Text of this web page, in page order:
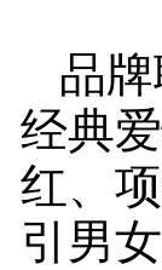
品
经典
红、
引男